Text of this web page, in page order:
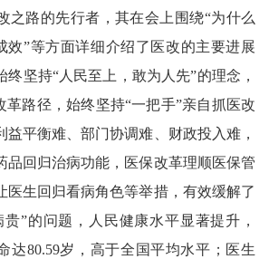
路的先行者，其在会上围绕“为什么
效”等方面详细介绍了医改的主要进展
坚持“人民至上，敢为人先”的理念，
革路径，始终坚持“一把手”亲自抓医改
益平衡难、部门协调难、财政投入难，
品回归治病功能，医保改革理顺医保管
医生回归看病角色等举措，有效缓解了
”的问题，人民健康水平显著提升，
达80.59岁，高于全国平均水平；医生